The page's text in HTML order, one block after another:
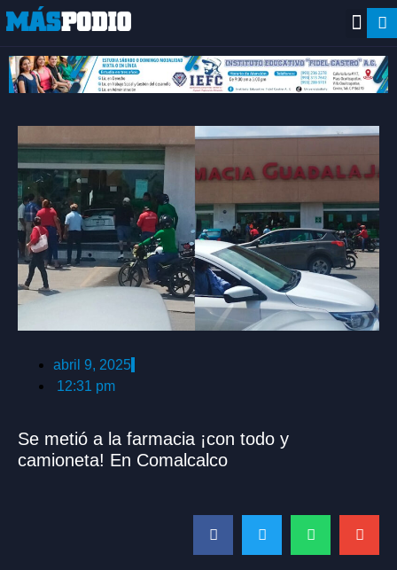
abril 9, 2025
12:31 pm
Se metió a la farmacia ¡con todo y
camioneta! En Comalcalco